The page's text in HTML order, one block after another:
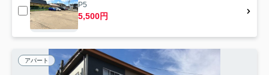
P5
5,500円
アパート